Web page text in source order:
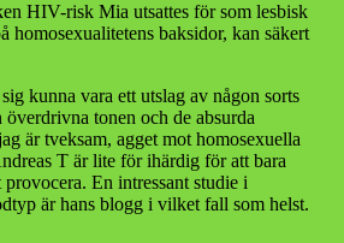
HIV-risk Mia utsattes för som lesbisk
homosexualitetens baksidor, kan säkert
kunna vara ett utslag av någon sorts
tonen och de absurda
är tveksam, agget mot homosexuella
T är lite för ihärdig för att bara
En intressant studie i
är hans blogg i vilket fall som helst.